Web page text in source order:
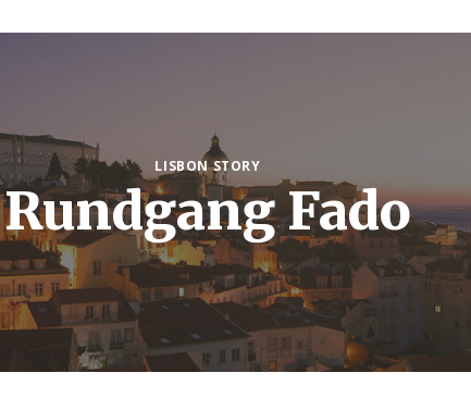
LISBON STORY
Rundgang Fado